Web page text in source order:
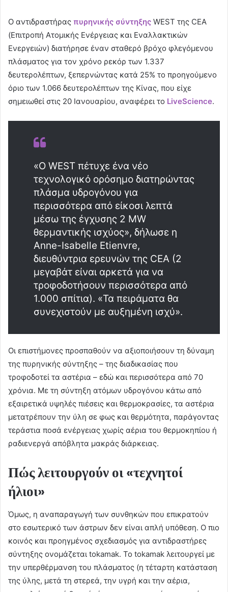
Ο αντιδραστήρας πυρηνικής σύντηξης WEST της CEA
(Επιτροπή Ατομικής Ενέργειας και Εναλλακτικών
Ενεργειών) διατήρησε έναν σταθερό βρόχο φλεγόμενου
πλάσματος για τον χρόνο ρεκόρ των 1.337
δευτερολέπτων, ξεπερνώντας κατά 25% το προηγούμενο
όριο των 1.066 δευτερολέπτων της Κίνας, που είχε
σημειωθεί στις 20 Ιανουαρίου, αναφέρει το LiveScience.
«Ο WEST πέτυχε ένα νέο
τεχνολογικό ορόσημο διατηρώντας
πλάσμα υδρογόνου για
περισσότερα από είκοσι λεπτά
μέσω της έγχυσης 2 MW
θερμαντικής ισχύος», δήλωσε η
Anne-Isabelle Etienvre,
διευθύντρια ερευνών της CEA (2
μεγαβάτ είναι αρκετά για να
τροφοδοτήσουν περισσότερα από
1.000 σπίτια). «Τα πειράματα θα
συνεχιστούν με αυξημένη ισχύ».
Οι επιστήμονες προσπαθούν να αξιοποιήσουν τη δύναμη
της πυρηνικής σύντηξης – της διαδικασίας που
τροφοδοτεί τα αστέρια – εδώ και περισσότερα από 70
χρόνια. Με τη σύντηξη ατόμων υδρογόνου κάτω από
εξαιρετικά υψηλές πιέσεις και θερμοκρασίες, τα αστέρια
μετατρέπουν την ύλη σε φως και θερμότητα, παράγοντας
τεράστια ποσά ενέργειας χωρίς αέρια του θερμοκηπίου ή
ραδιενεργά απόβλητα μακράς διάρκειας.
Πώς λειτουργούν οι «τεχνητοί
ήλιοι»
Όμως, η αναπαραγωγή των συνθηκών που επικρατούν
στο εσωτερικό των άστρων δεν είναι απλή υπόθεση. Ο πιο
κοινός και προηγμένος σχεδιασμός για αντιδραστήρες
σύντηξης ονομάζεται tokamak. Το tokamak λειτουργεί με
την υπερθέρμανση του πλάσματος (η τέταρτη κατάσταση
της ύλης, μετά τη στερεά, την υγρή και την αέρια,